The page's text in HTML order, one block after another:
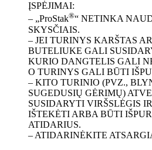
ĮSPĖJIMAI:
– „ProStak®“ NETINKA
SKYSČIAIS.
– JEI TURINYS KARŠTAS
BUTELIUKE GALI
KURIO DANGTELIS GALI
O TURINYS GALI BŪTI
– KITO TURINIO (PVZ.,
SUGEDUSIŲ GĖRIMŲ)
SUSIDARYTI VIRŠSLĖGIS
IŠTEKĖTI ARBA BŪTI
ATIDARIUS.
– ATIDARINĖKITE